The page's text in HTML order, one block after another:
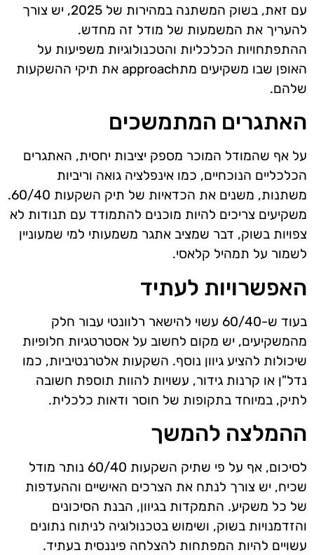
עם זאת, בשוק המשתנה במהירות של 2025, יש צורך
להעריך את המשמעות של מודל זה מחדש.
ההתפתחויות הכלכליות והטכנולוגיות משפיעות על
האופן שבו משקיעים מתapproach את תיקי ההשקעות
שלהם.
האתגרים המתמשכים
על אף שהמודל המוכר מספק יציבות יחסית, האתגרים
הכלכליים הנוכחיים, כמו אינפלציה גואה וריביות
משתנות, משנים את הכדאיות של תיק השקעות 60/40.
משקיעים צריכים להיות מוכנים להתמודד עם תנודות לא
צפויות בשוק, דבר שמציב אתגר משמעותי למי שמעוניין
לשמור על תמהיל קלאסי.
האפשרויות לעתיד
בעוד ש-60/40 עשוי להישאר רלוונטי עבור חלק
מהמשקיעים, יש מקום לחשוב על אסטרטגיות חלופיות
שיכולות להציע גיוון נוסף. השקעות אלטרנטיביות, כמו
נדל"ן או קרנות גידור, עשויות להוות תוספת חשובה
לתיק, במיוחד בתקופות של חוסר ודאות כלכלית.
ההמלצה להמשך
לסיכום, אף על פי שתיק השקעות 60/40 נותר מודל
שכיח, יש צורך לנתח את הצרכים האישיים וההעדפות
של כל משקיע. התמקדות בגיוון, הבנת הסיכונים
והזדמנויות בשוק, ושימוש בטכנולוגיה לניתוח נתונים
עשויים להיות המפתחות להצלחה פיננסית בעתיד.